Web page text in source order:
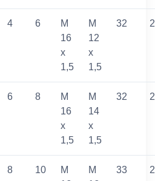
4 6
M
16
x
1,5
M
12
x
1,5
32
6 8
M
16
x
1,5
M
14
x
1,5
32
8 10
M
M
33